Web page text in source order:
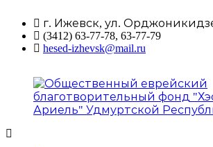
содержимому
г. Ижевск, ул.
(3412) 63-77-78, 63-77-79
hesed-izhevsk@mail.ru